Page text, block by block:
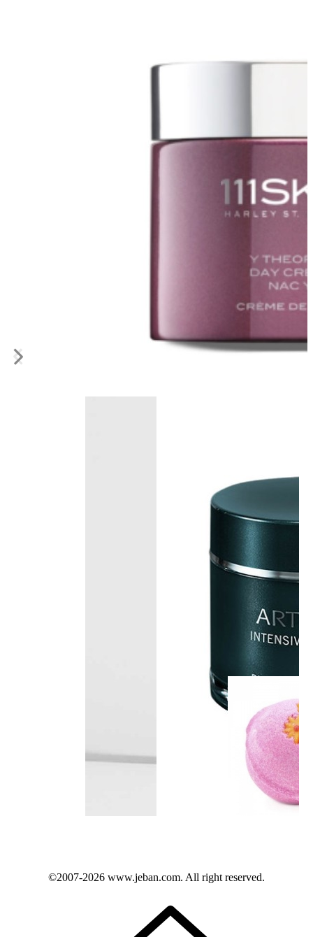
©2007-2026 www.jeban.com. All right reserved.